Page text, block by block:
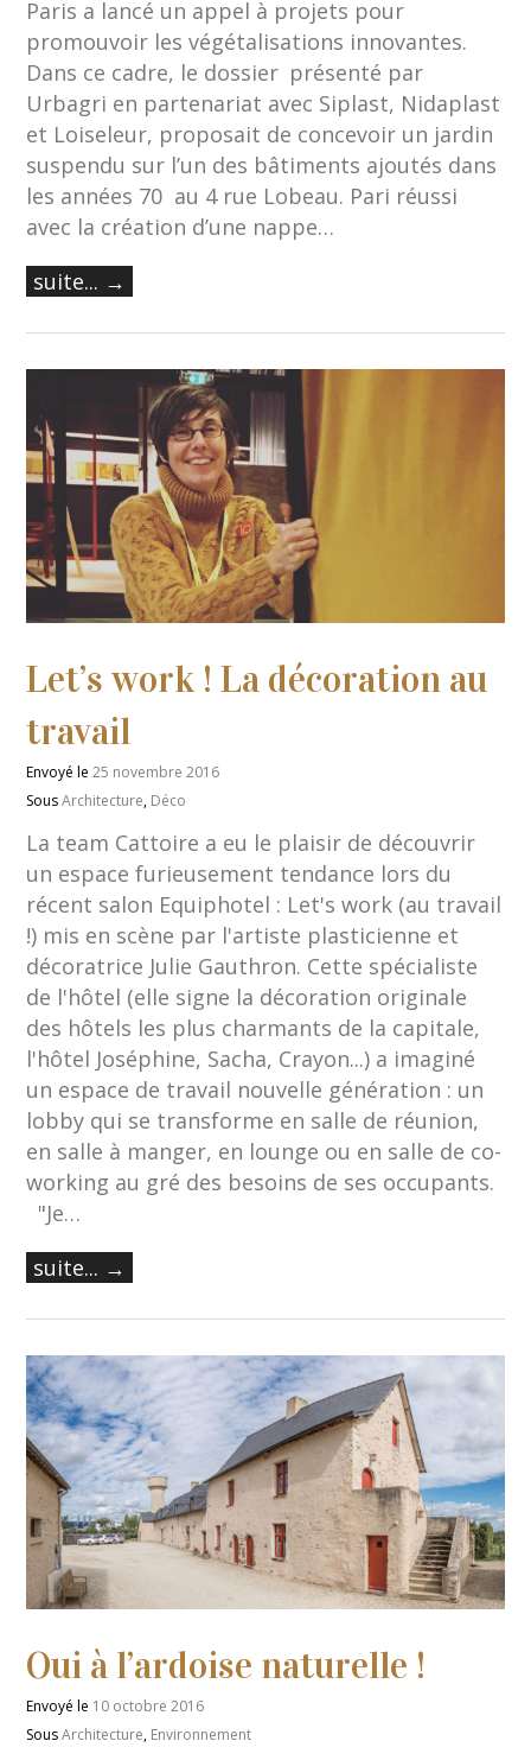
Paris a lancé un appel à projets pour
promouvoir les végétalisations innovantes.
Dans ce cadre, le dossier présenté par
Urbagri en partenariat avec Siplast, Nidaplast
et Loiseleur, proposait de concevoir un jardin
suspendu sur l’un des bâtiments ajoutés dans
les années 70 au 4 rue Lobeau. Pari réussi
avec la création d’une nappe…
suite... →
Let’s work ! La décoration au
travail
Envoyé le25 novembre 2016
SousArchitecture, Déco
La team Cattoire a eu le plaisir de découvrir
un espace furieusement tendance lors du
récent salon Equiphotel : Let's work (au travail
!) mis en scène par l'artiste plasticienne et
décoratrice Julie Gauthron. Cette spécialiste
de l'hôtel (elle signe la décoration originale
des hôtels les plus charmants de la capitale,
l'hôtel Joséphine, Sacha, Crayon...) a imaginé
un espace de travail nouvelle génération : un
lobby qui se transforme en salle de réunion,
en salle à manger, en lounge ou en salle de co-
working au gré des besoins de ses occupants.
"Je…
suite... →
Oui à l’ardoise naturelle !
Envoyé le 10 octobre 2016
SousArchitecture, Environnement